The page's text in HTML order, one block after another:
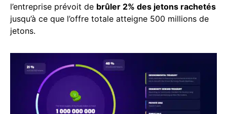
l’entreprise prévoit de brûler 2% des jetons rachetés
jusqu’à ce que l’offre totale atteigne 500 millions de
jetons.